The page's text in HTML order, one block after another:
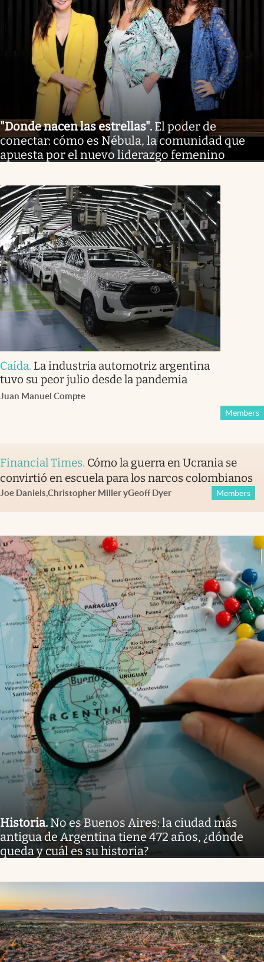
"Donde nacen las estrellas". El poder de
conectar: cómo es Nébula, la comunidad que
apuesta por el nuevo liderazgo femenino
Caída. La industria automotriz argentina
tuvo su peor julio desde la pandemia
Juan Manuel Compte
Members
Financial Times. Cómo la guerra en Ucrania se
convirtió en escuela para los narcos colombianos
Joe Daniels,Christopher MilleryGeoff Dyer Members
Historia. No es Buenos Aires: la ciudad más
antigua de Argentina tiene 472 años, ¿dónde
queda y cuál es su historia?